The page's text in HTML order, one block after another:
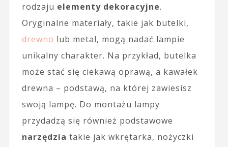
rodzaju elementy dekoracyjne.
Oryginalne materiały, takie jak butelki,
drewno lub metal, mogą nadać lampie
unikalny charakter. Na przykład, butelka
może stać się ciekawą oprawą, a kawałek
drewna – podstawą, na której zawiesisz
swoją lampę. Do montażu lampy
przydadzą się również podstawowe
narzędzia takie jak wkrętarka, nożyczki